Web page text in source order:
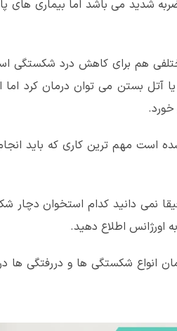
شدید می باشد اما بیماری های
هم برای کاهش درد
بستن می توان درمان کرد اما
است مهم ترین کاری که باید
نمی دانید کدام استخوان
اورژانس اطلاع دهید.
انواع شکستگی ها و دررفتگی